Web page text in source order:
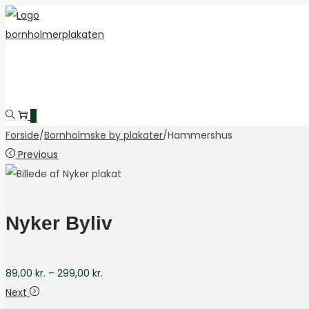
Skip
to
Skip
to
0
Forside/Bornholmske by plakater/Hammershus
Previous
Nyker Byliv
89,00 kr. – 299,00 kr.
Next